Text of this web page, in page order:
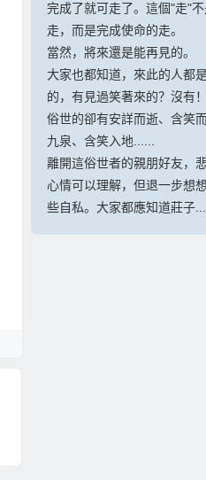
完成了就可走了。這個"走"
走，而是完成使命的走。
當然，將來還是能再見的。
大家也都知道，來此的人都
的，有見過笑著來的？沒有
俗世的卻有安詳而逝、含笑
九泉、含笑入地......
離開這俗世者的親朋好友，
心情可以理解，但退一步想
些自私。大家都應知道莊子